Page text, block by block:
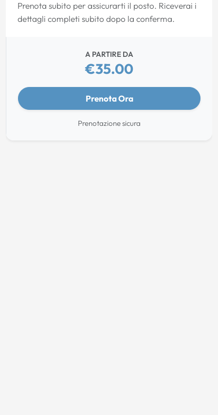
Prenota subito per assicurarti il posto. Riceverai i
dettagli completi subito dopo la conferma.
A PARTIRE DA
€35.00
Prenota Ora
Prenotazione sicura